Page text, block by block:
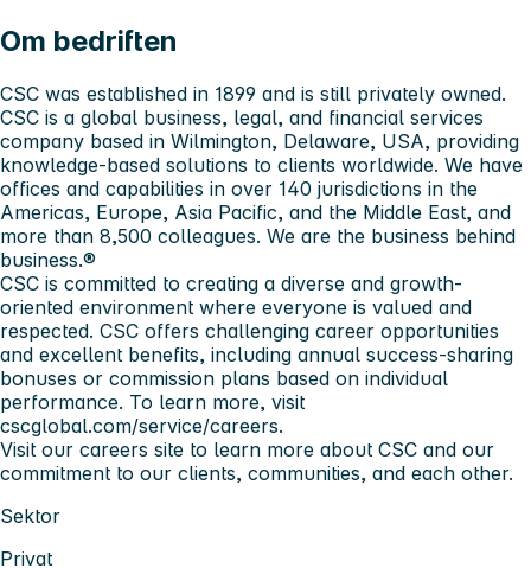
Om bedriften
CSC was established in 1899 and is still privately owned.
CSC is a global business, legal, and financial services
company based in Wilmington, Delaware, USA, providing
knowledge-based solutions to clients worldwide. We have
offices and capabilities in over 140 jurisdictions in the
Americas, Europe, Asia Pacific, and the Middle East, and
more than 8,500 colleagues. We are the business behind
business.®
CSC is committed to creating a diverse and growth-
oriented environment where everyone is valued and
respected. CSC offers challenging career opportunities
and excellent benefits, including annual success-sharing
bonuses or commission plans based on individual
performance. To learn more, visit
cscglobal.com/service/careers.
Visit our careers site to learn more about CSC and our
commitment to our clients, communities, and each other.
Sektor
Privat